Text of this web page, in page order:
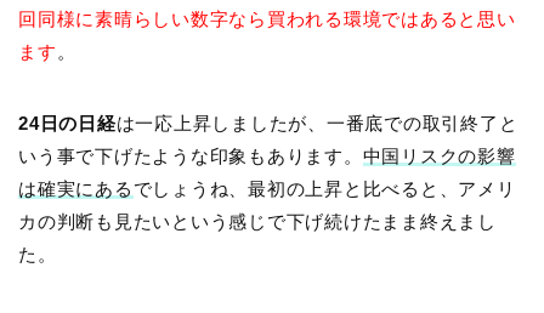
回同様に素晴らしい数字なら買われる環境ではあると思い
ます 。
24日の日経は一応上昇しましたが、一番底での取引終了と
いう事で下げたような印象もあります。 中国リスクの影響
は確実にある でしょうね、最初の上昇と比べると、アメリ
カの判断も見たいという感じで下げ続けたまま終えまし
た。